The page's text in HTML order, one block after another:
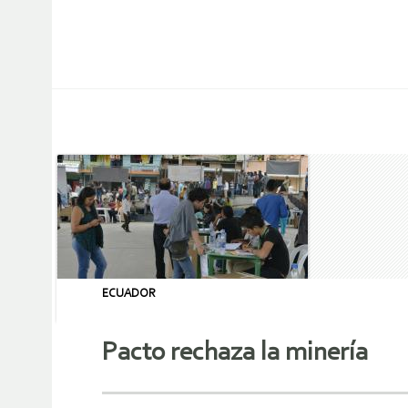
ECUADOR
Pacto rechaza la minería